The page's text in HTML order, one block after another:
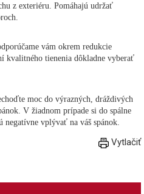
z exteriéru. Pomáhajú udržať
vám okrem redukcie
kvalitného tienenia dôkladne vyberať
moc do výrazných, dráždivých
V žiadnom prípade si do spálne
negatívne vplývať na váš spánok.
Vytlačiť